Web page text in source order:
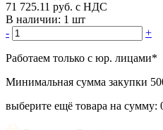
71 725.11 руб. с НДС
В наличии: 1 шт
-
+
Работаем только с юр. лицами*
Минимальная сумма закупки
выберите ещё товара на сумму: